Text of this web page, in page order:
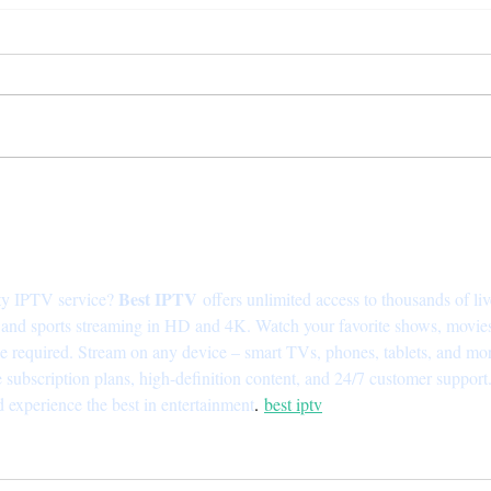
IPTV service? Best IPTV offers unlimited access to thousands of
sports streaming in HD and 4K. Watch your favorite shows,
required. Stream on any device – smart TVs, phones, tablets, and
subscription plans, high-definition content, and 24/7 customer support.
the best in entertainment. best iptv